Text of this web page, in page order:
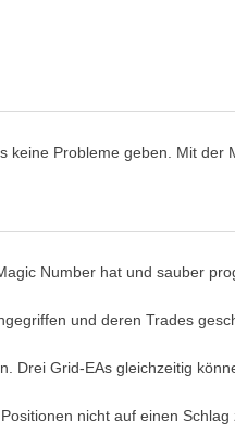
Probleme geben. Mit
Number hat und sauber
und deren Trades
Grid-EAs gleichzeitig
nicht auf einen Schlag